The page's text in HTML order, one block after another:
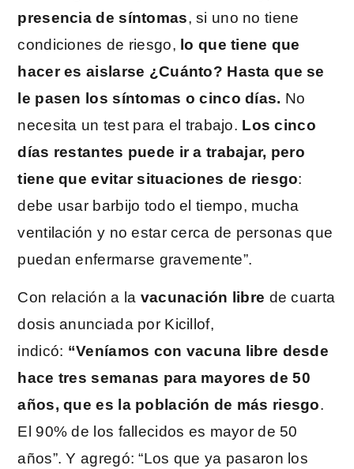
presencia de síntomas, si uno no tiene
condiciones de riesgo, lo que tiene que
hacer es aislarse ¿Cuánto? Hasta que se
le pasen los síntomas o cinco días. No
necesita un test para el trabajo. Los cinco
días restantes puede ir a trabajar, pero
tiene que evitar situaciones de riesgo:
debe usar barbijo todo el tiempo, mucha
ventilación y no estar cerca de personas que
puedan enfermarse gravemente”.
Con relación a la vacunación libre de cuarta
dosis anunciada por Kicillof,
indicó: “Veníamos con vacuna libre desde
hace tres semanas para mayores de 50
años, que es la población de más riesgo.
El 90% de los fallecidos es mayor de 50
años”. Y agregó: “Los que ya pasaron los